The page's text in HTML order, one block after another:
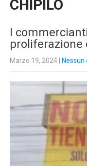
CHIPILO
I
proliferazione
Marzo 19, 2024